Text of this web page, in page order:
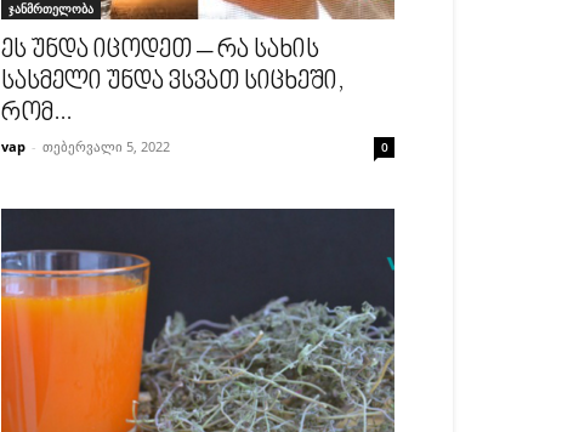
ჯანმრთელობა
ეს უნდა იცოდეთ – რა სახის
სასმელი უნდა ვსვათ სიცხეში,
რომ...
vap - თებერვალი 5, 2022 0